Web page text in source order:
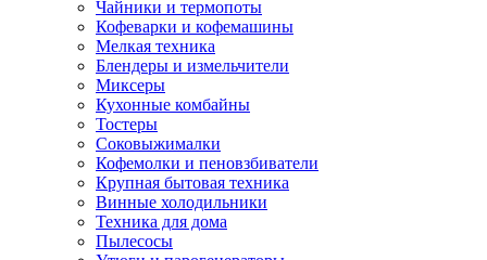
Чайники и термопоты
Кофеварки и кофемашины
Мелкая техника
Блендеры и измельчители
Миксеры
Кухонные комбайны
Тостеры
Соковыжималки
Кофемолки и пеновзбиватели
Крупная бытовая техника
Винные холодильники
Техника для дома
Пылесосы